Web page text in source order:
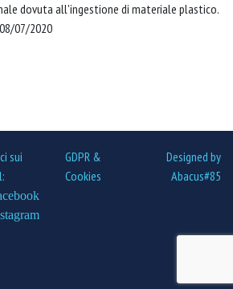
dovuta all'ingestione di materiale plastico.
08/07/2020
sui
GDPR &
Cookies
Designed by
Abacus#85